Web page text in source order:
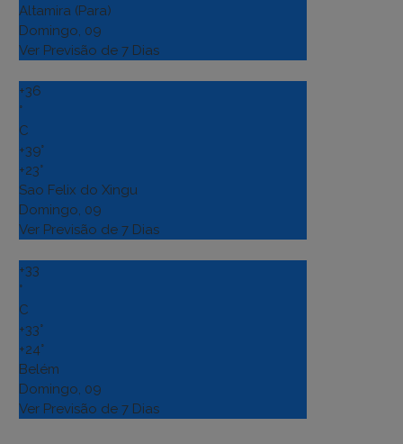
Altamira (Para)
Domingo, 09
Ver Previsão de 7 Dias
+36
°
C
+39°
+23°
Sao Felix do Xingu
Domingo, 09
Ver Previsão de 7 Dias
+33
°
C
+33°
+24°
Belém
Domingo, 09
Ver Previsão de 7 Dias